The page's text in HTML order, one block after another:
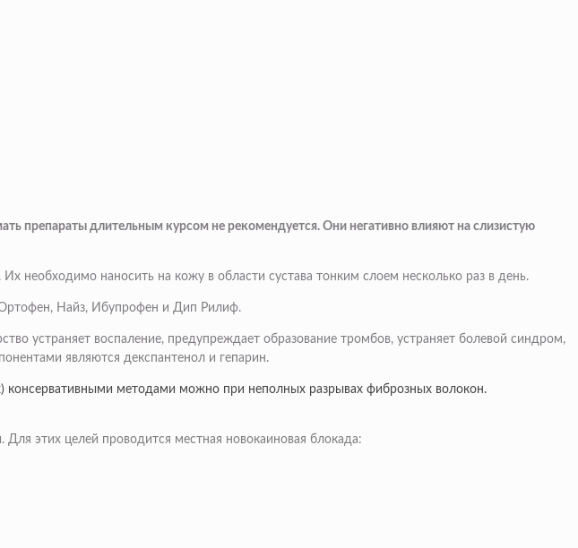
препараты длительным курсом не рекомендуется. Они негативно влияют на слизистую
необходимо наносить на кожу в области сустава тонким слоем несколько раз в день.
Ортофен, Найз, Ибупрофен и Дип Рилиф.
устраняет воспаление, предупреждает образование тромбов, устраняет болевой синдром,
являются декспантенол и гепарин.
консервативными методами можно при неполных разрывах фиброзных волокон.
этих целей проводится местная новокаиновая блокада: